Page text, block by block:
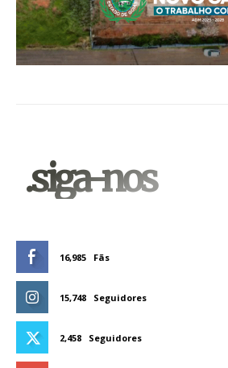
.siga-nos
16,985 Fãs
15,748 Seguidores
2,458 Seguidores